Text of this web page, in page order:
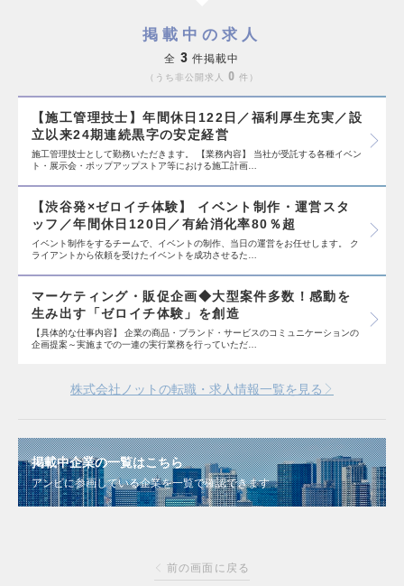
掲載中の求人
全 3 件掲載中
うち非公開求人 0 件
【施工管理技士】年間休日122日／福利厚生充実／設
立以来24期連続黒字の安定経営
施工管理技士として勤務いただきます。 【業務内容】 当社が受託する各種イベン
ト・展示会・ポップアップストア等における施工計画…
【渋谷発×ゼロイチ体験】 イベント制作・運営スタ
ッフ／年間休日120日／有給消化率80％超
イベント制作をするチームで、イベントの制作、当日の運営をお任せします。 ク
ライアントから依頼を受けたイベントを成功させるた…
マーケティング・販促企画◆大型案件多数！感動を
生み出す「ゼロイチ体験」を創造
【具体的な仕事内容】 企業の商品・ブランド・サービスのコミュニケーションの
企画提案～実施までの一連の実行業務を行っていただ…
株式会社ノットの転職・求人情報一覧を見る
掲載中企業の一覧はこちら
アンビに参画している企業を一覧で確認できます
前の画面に戻る